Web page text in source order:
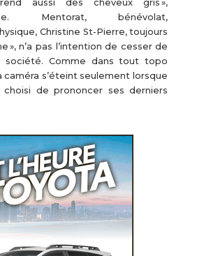
aussi des cheveux gris »,
elle. Mentorat, bénévolat,
Christine St-Pierre, toujours
», n’a pas l’intention de cesser de
société. Comme dans tout topo
caméra s’éteint seulement lorsque
choisi de prononcer ses derniers